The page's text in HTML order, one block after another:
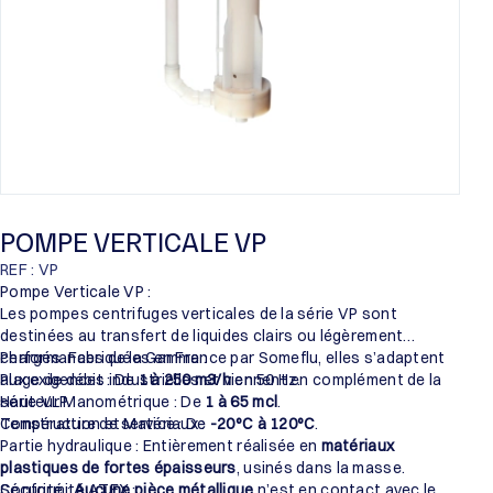
POMPE VERTICALE VP
REF : VP
Pompe Verticale VP :
Les pompes centrifuges verticales de la série VP sont
destinées au transfert de liquides clairs ou légèrement
chargés. Fabriquées en France par Someflu, elles s’adaptent
aux exigences industrielles et viennent en complément de la
série VLP.
Performances de la Gamme :
Plage de débit : De1 à 250 m3/hen 50 Hz.
Hauteur Manométrique : De 1 à 65 mcl.
Température de service : De -20°C à 120°C.
Construction et Matériaux :
Partie hydraulique : Entièrement réalisée en matériaux
plastiques de fortes épaisseurs, usinés dans la masse.